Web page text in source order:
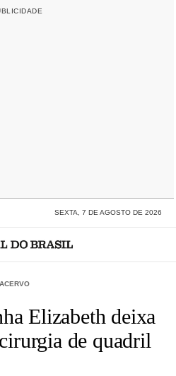
SEXTA, 7 DE AGOSTO DE 2026
ACERVO
Elizabeth deixa
de quadril